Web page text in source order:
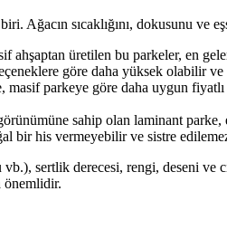
Ağacın sıcaklığını, dokusunu ve
ahşaptan üretilen bu parkeler, en
göre daha yüksek olabilir ve
parkeye göre daha uygun fiyatlı
sahip olan laminant
bir his vermeyebilir ve sistre
sertlik derecesi, rengi, deseni
önemlidir.